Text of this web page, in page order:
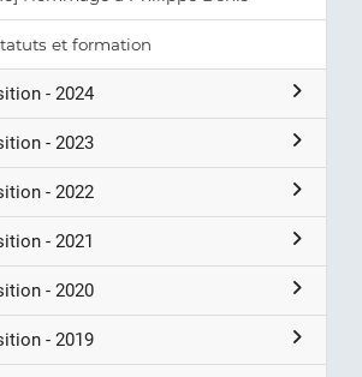
et formation
- 2024
- 2023
- 2022
- 2021
- 2020
- 2019